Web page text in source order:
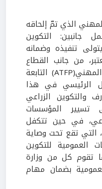
الذي تمّ إلحاقه
يشمل جانبين: التكوين
تنفيذه وضمانه
من جانب القطاع
العام، الوكالة التونسية للتكوين المهني(ATFP) التابعة
الرئيسي في هذا
والتكوين الزراعي
تسيير المؤسسات
في حين تتكفل
التي تقع تحت وصاية
العمومية للتكوين
تقوم كل من وزارة
بضمان مهام